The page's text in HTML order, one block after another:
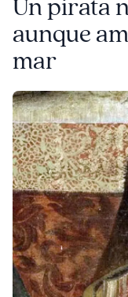
Un pirata
aunque
mar